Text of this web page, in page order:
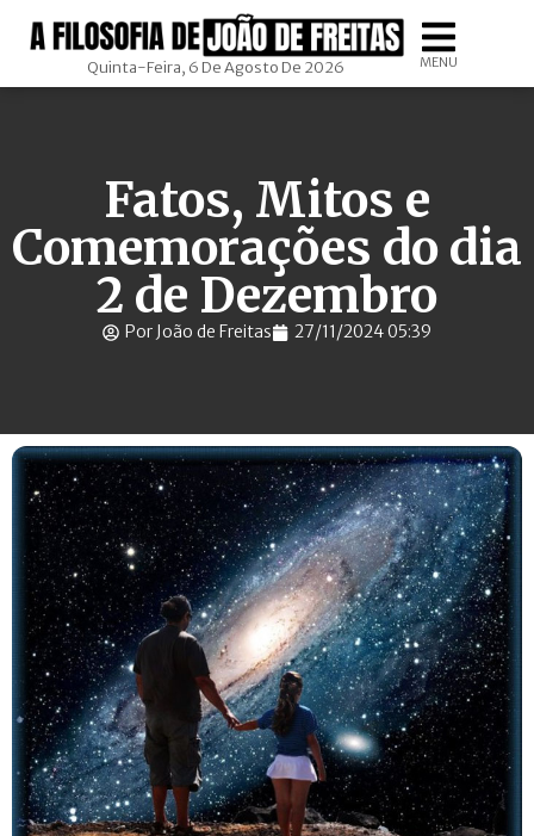
Quinta-Feira, 6 De Agosto De 2026 MENU
Fatos, Mitos e
Comemorações do dia
2 de Dezembro
Por João de Freitas 27/11/2024 05:39